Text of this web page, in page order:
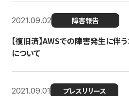
2021.09.02 障害報告
【復旧済】AWSでの障害発生に伴
について
2021.09.01 プレスリリース